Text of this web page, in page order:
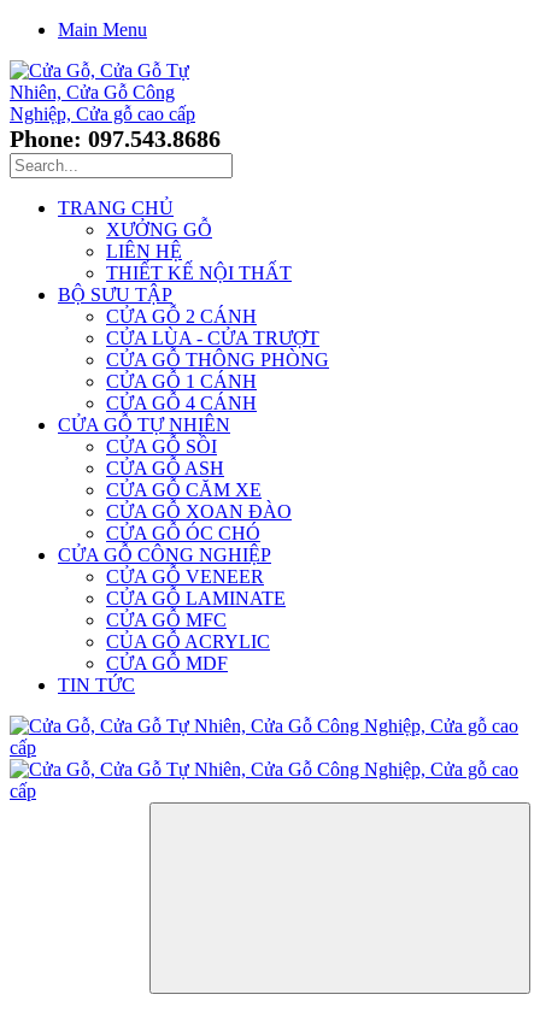
Main Menu
Phone: 097.543.8686
TRANG CHỦ
XƯỞNG GỖ
LIÊN HỆ
THIẾT KẾ NỘI THẤT
BỘ SƯU TẬP
CỬA GỖ 2 CÁNH
CỬA LÙA - CỬA TRƯỢT
CỬA GỖ THÔNG PHÒNG
CỬA GỖ 1 CÁNH
CỬA GỖ 4 CÁNH
CỬA GỖ TỰ NHIÊN
CỬA GỖ SỒI
CỬA GỖ ASH
CỬA GỖ CĂM XE
CỬA GỖ XOAN ĐÀO
CỬA GỖ ÓC CHÓ
CỬA GỖ CÔNG NGHIỆP
CỬA GỖ VENEER
CỬA GỖ LAMINATE
CỬA GỖ MFC
CỦA GỖ ACRYLIC
CỬA GỖ MDF
TIN TỨC